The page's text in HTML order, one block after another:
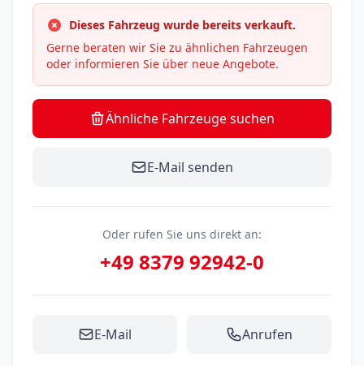
Dieses Fahrzeug wurde bereits verkauft.
Gerne beraten wir Sie zu ähnlichen Fahrzeugen
oder informieren Sie über neue Angebote.
Ähnliche Fahrzeuge suchen
E-Mail senden
Oder rufen Sie uns direkt an:
+49 8379 92942-0
E-Mail Anrufen